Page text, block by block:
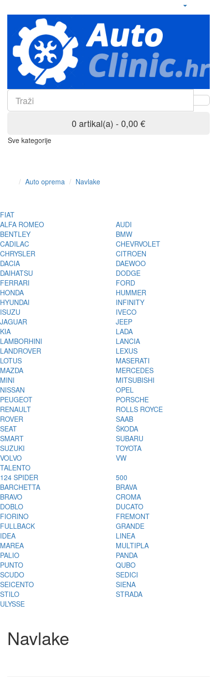
0 artikal(a) - 0,00 €
Sve kategorije
Auto oprema Navlake
FIAT
ALFA ROMEO
AUDI
BENTLEY
BMW
CADILAC
CHEVRVOLET
CHRYSLER
CITROEN
DACIA
DAEWOO
DAIHATSU
DODGE
FERRARI
FORD
HONDA
HUMMER
HYUNDAI
INFINITY
ISUZU
IVECO
JAGUAR
JEEP
KIA
LADA
LAMBORHINI
LANCIA
LANDROVER
LEXUS
LOTUS
MASERATI
MAZDA
MERCEDES
MINI
MITSUBISHI
NISSAN
OPEL
PEUGEOT
PORSCHE
RENAULT
ROLLS ROYCE
ROVER
SAAB
SEAT
ŠKODA
SMART
SUBARU
SUZUKI
TOYOTA
VOLVO
VW
TALENTO
124 SPIDER
500
BARCHETTA
BRAVA
BRAVO
CROMA
DOBLO
DUCATO
FIORINO
FREMONT
FULLBACK
GRANDE
IDEA
LINEA
MAREA
MULTIPLA
PALIO
PANDA
PUNTO
QUBO
SCUDO
SEDICI
SEICENTO
SIENA
STILO
STRADA
ULYSSE
Navlake